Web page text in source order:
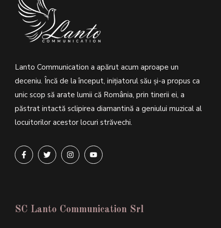
Lanto Communication a apărut acum aproape un
deceniu. Încă de la început, inițiatorul său şi-a propus ca
unic scop să arate lumii că România, prin tinerii ei, a
păstrat intactă sclipirea diamantină a geniului muzical al
locuitorilor acestor locuri străvechi.
SC Lanto Communication Srl